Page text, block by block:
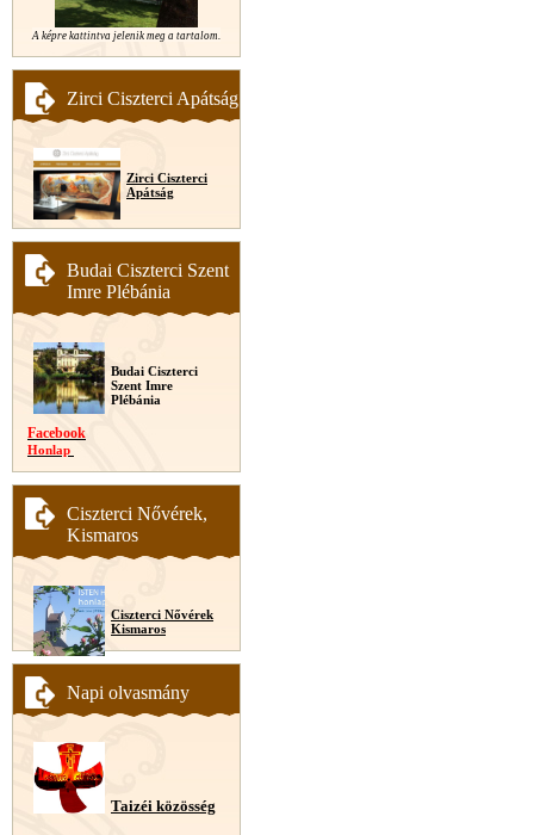
A képre kattintva jelenik meg a tartalom.
Zirci Ciszterci Apátság
Zirci Ciszterci
Apátság
Budai Ciszterci Szent
Imre Plébánia
Budai Ciszterci
Szent Imre
Plébánia
Facebook
Honlap
Ciszterci Nővérek,
Kismaros
Ciszterci Nővérek
Kismaros
Napi olvasmány
Taizéi közösség